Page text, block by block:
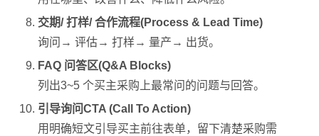
交期/ 打样/ 合作流程(Process & Lead Time)
询问→ 评估→ 打样→ 量产→ 出货。
FAQ 问答区(Q&A Blocks)
列出3~5 个买主采购上最常问的问题与回答。
引导询问CTA (Call To Action)
用明确短文引导买主前往表单，留下清楚采购需